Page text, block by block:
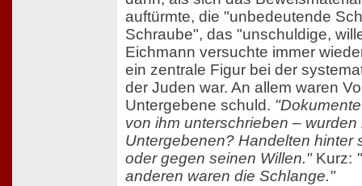
auftürmte, die "unbedeutende
Schraube", das "unschuldige,
Eichmann versuchte immer
ein zentrale Figur bei der
der Juden war. An allem waren
Untergebene schuld.
von ihm unterschrieben – wurden
Untergebenen? Handelten hinter
oder gegen seinen Willen."Kurz:
anderen waren die Schlange."